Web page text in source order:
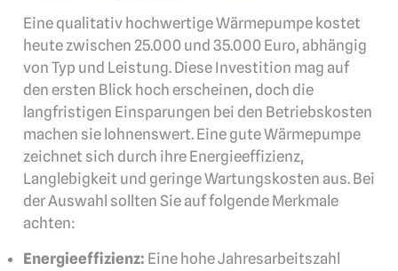
Eine qualitativ hochwertige Wärmepumpe kostet
heute zwischen 25.000 und 35.000 Euro, abhängig
von Typ und Leistung. Diese Investition mag auf
den ersten Blick hoch erscheinen, doch die
langfristigen Einsparungen bei den Betriebskosten
machen sie lohnenswert. Eine gute Wärmepumpe
zeichnet sich durch ihre Energieeffizienz,
Langlebigkeit und geringe Wartungskosten aus. Bei
der Auswahl sollten Sie auf folgende Merkmale
achten:
Energieeffizienz: Eine hohe Jahresarbeitszahl